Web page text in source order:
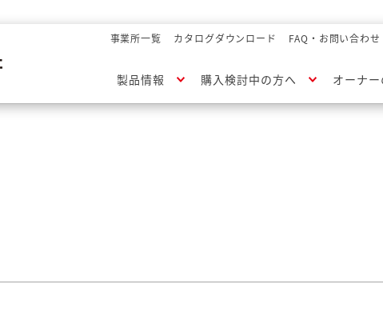
事業所一覧 カタログダウンロード FAQ・お問い合わせ
製品情報 購入検討中の方へ オーナ